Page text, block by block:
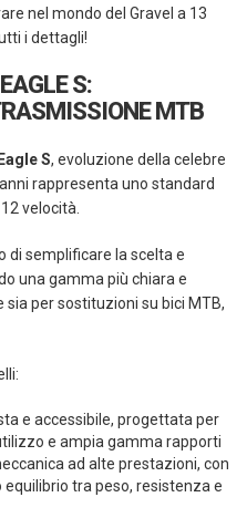
nel mondo del Gravel a 13
i dettagli!
S:
MTB
Eagle S, evoluzione della celebre
rappresenta uno standard
velocità.
di semplificare la scelta e
una gamma più chiara e
per sostituzioni su bici MTB,
e accessibile, progettata per
e ampia gamma rapporti
ad alte prestazioni, con
tra peso, resistenza e